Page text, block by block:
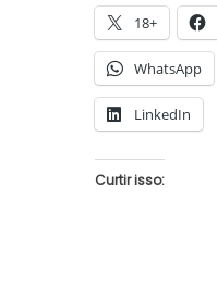
18+
WhatsApp
LinkedIn
Curtir isso: